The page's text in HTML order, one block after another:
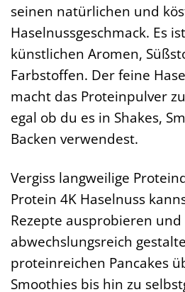
seinen natürlichen und
Haselnussgeschmack. Es
künstlichen Aromen,
Farbstoffen. Der feine
macht das Proteinpulver
egal ob du es in Shakes,
Backen verwendest.
Vergiss langweilige
Protein 4K Haselnuss
Rezepte ausprobieren
abwechslungsreich
proteinreichen Pancakes
Smoothies bis hin zu